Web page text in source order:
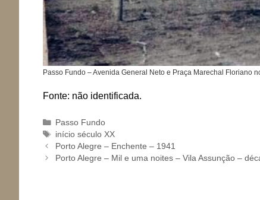
Passo Fundo – Avenida General Neto e Praça Marechal Floriano
Fonte: não identificada.
Categorias
Passo Fundo
Tags
início século XX
Porto Alegre – Enchente – 1941
Porto Alegre – Mil e uma noites – Vila Assunção –